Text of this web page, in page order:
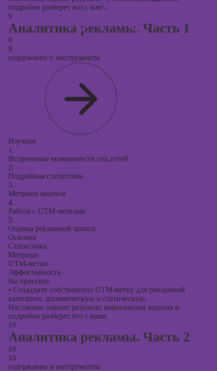
подробно разберет его с вами.
9
Аналитика рекламы. Часть 1
9
9
содержание и инструменты
Изучите
1.
Встроенные возможности соц.сетей
2.
Подробная статистика
3.
Метрики анализа
4.
Работа с UTM-метками
5.
Оценка рекламной записи
Освоите
Статистика
Метрики
UTM-метки
Эффективность
На практике
• Создадите собственную UTM-метку для рекламной
кампании: динамическую и статическую.
Наставник оценит результат выполнения задания и
подробно разберет его с вами.
10
Аналитика рекламы. Часть 2
10
10
содержание и инструменты